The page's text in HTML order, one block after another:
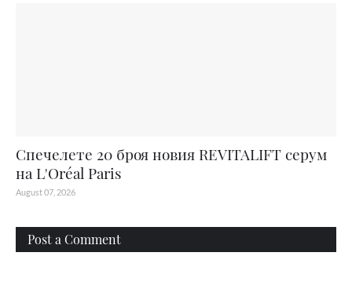
Спечелете 20 броя новия REVITALIFT серум
на L'Oréal Paris
August 07, 2026
Post a Comment